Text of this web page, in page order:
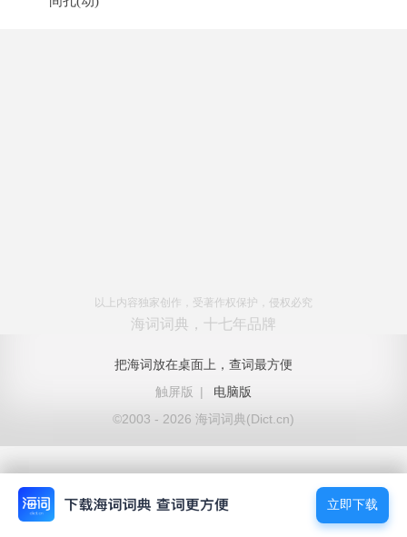
以上内容独家创作，受著作权保护，侵权必究
海词词典，十七年品牌
把海词放在桌面上，查词最方便
触屏版
|
电脑版
©2003 - 2026 海词词典(Dict.cn)
立即下载
立即下载